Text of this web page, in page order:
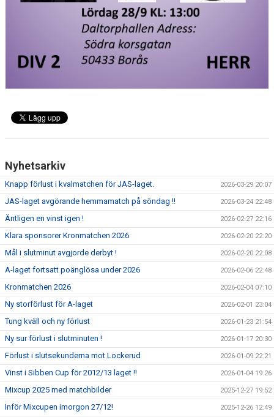
MEDLEMSAVGIFTER
Nyhetsarkiv
Knapp förlust i kvalmatchen för JAS-laget. 2026-03-29 20:07
JAS-laget avgörande hemmamatch på söndag !! 2026-03-24 22:48
Äntligen en vinst igen ! 2026-02-27 22:16
Klara sponsorer Kronmatchen 2026 2026-02-20 22:20
Mål i slutminut avgjorde derbyt ! 2026-02-20 22:08
A-laget fortsatt poänglösa under 2026 2026-02-06 22:48
Kronmatchen 2026 2026-02-04 07:10
Ny storförlust för A-laget 2026-02-01 23:04
Tung kväll och ny förlust 2026-01-23 21:54
Ny sur förlust i slutminuten ! 2026-01-17 20:30
Förlust i slutsekunderna mot Lockerud 2026-01-09 22:21
Vinst i Sibben Cup för 2012/13 laget !! 2026-01-04 19:26
Mixcup 2025 med matchbilder 2025-12-27 19:52
Inför Mixcupen imorgon 27/12! 2025-12-26 12:49